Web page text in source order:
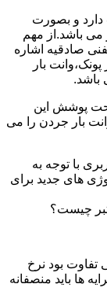
دارد و بصورت
می باشد.از مهم
صادقیه اشاره
بار
باشد.
پوشش این
بار جردن را می
با توجه به
های جدید برای
چیست؟
تفاوت بود نرخ
ها باید منصفانه